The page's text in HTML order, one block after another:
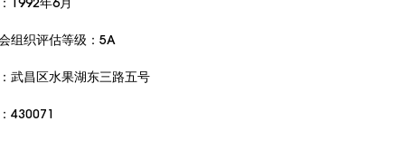
组织评估等级：5A
武昌区水果湖东三路五号
430071